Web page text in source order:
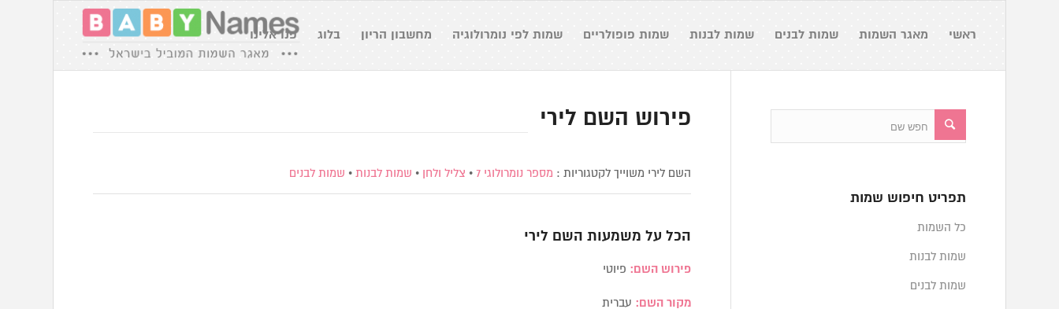
ראשי מאגר השמות שמות לבנים שמות לבנות שמות פופולריים שמות לפי נומרולוגיה מחשבון הריון בלוג פנו אלינו
פירוש השם לירי
השם לירי משוייך לקטגוריות : מספר נומרולוגי 7 • צליל ולחן • שמות לבנות • שמות לבנים
הכל על משמעות השם לירי
פירוש השם: פיוטי
מקור השם: עברית
תפריט חיפוש שמות
כל השמות
שמות לבנות
שמות לבנים